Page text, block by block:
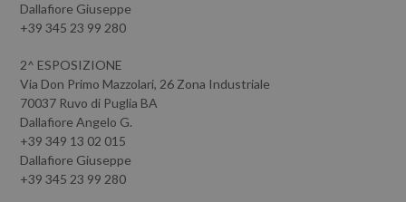
Dallafiore Giuseppe
+39 345 23 99 280
2^ ESPOSIZIONE
Via Don Primo Mazzolari, 26 Zona Industriale
70037 Ruvo di Puglia BA
Dallafiore Angelo G.
+39 349 13 02 015
Dallafiore Giuseppe
+39 345 23 99 280